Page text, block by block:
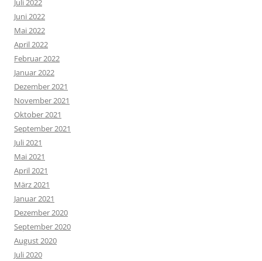
Juli 2022
Juni 2022
Mai 2022
April 2022
Februar 2022
Januar 2022
Dezember 2021
November 2021
Oktober 2021
September 2021
Juli 2021
Mai 2021
April 2021
März 2021
Januar 2021
Dezember 2020
September 2020
August 2020
Juli 2020